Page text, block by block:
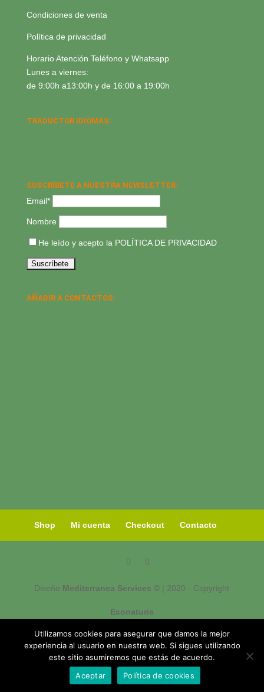
Condiciones de venta
Política de privacidad
Horario Atención Teléfono y Whatsapp
Lunes a viernes:
de 9:00h a13:00h y de 16:00 a 19:00h
TRADUCTOR IDIOMAS:
SUSCRÍBETE A NUESTRA NEWSLETTER:
Email*
Nombre
He leído y acepto la POLÍTICA DE PRIVACIDAD
AÑADIR A CONTACTOS:
Shop Mi cuenta Checkout Contacto
Diseño Mediterranea Services © | 2020 - Copyright
Econaturis
Utilizamos cookies para asegurar que damos la mejor
experiencia al usuario en nuestra web. Si sigues utilizando
este sitio asumiremos que estás de acuerdo.
Aceptar
Política de cookies